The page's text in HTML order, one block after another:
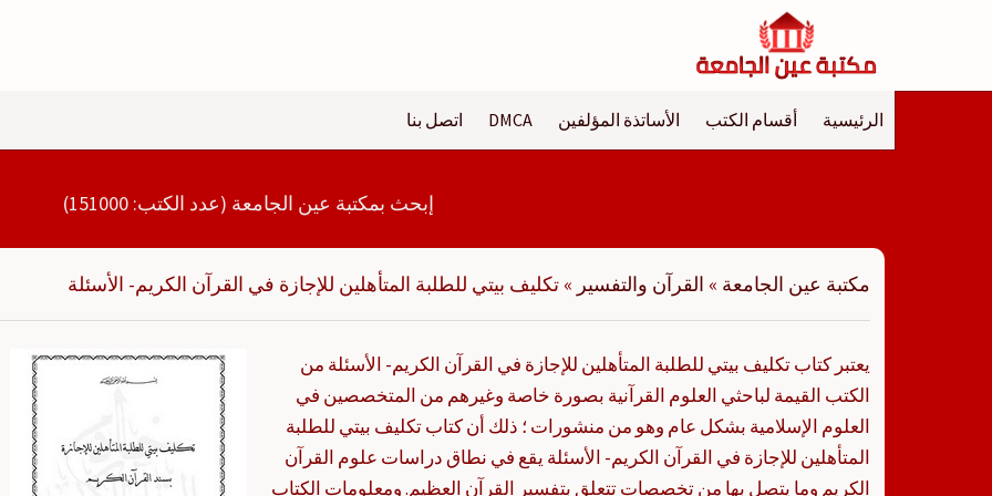
الرئيسية أقسام الكتب الأساتذة المؤلفين DMCA اتصل بنا
إبحث بمكتبة عين الجامعة (عدد الكتب: 151000)
مكتبة عين الجامعة » القرآن والتفسير » تكليف بيتي للطلبة المتأهلين للإجازة في القرآن الكريم- الأسئلة
يعتبر كتاب تكليف بيتي للطلبة المتأهلين للإجازة في القرآن الكريم- الأسئلة من
الكتب القيمة لباحثي العلوم القرآنية بصورة خاصة وغيرهم من المتخصصين في
العلوم الإسلامية بشكل عام وهو من منشورات ؛ ذلك أن كتاب تكليف بيتي للطلبة
المتأهلين للإجازة في القرآن الكريم- الأسئلة يقع في نطاق دراسات علوم القرآن
الكريم وما يتصل بها من تخصصات تتعلق بتفسير القرآن العظيم. ومعلومات الكتاب